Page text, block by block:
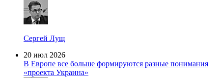
Сергей Лущ
20 июл 2026
В Европе все больше формируются разные понимания
«проекта Украина»